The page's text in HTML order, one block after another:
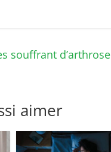
souffrant d’arthrose
aimer